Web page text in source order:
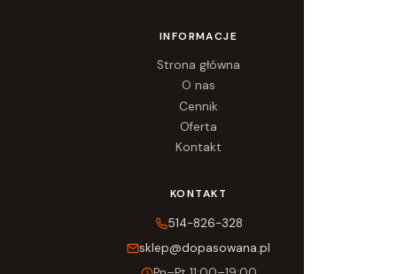
INFORMACJE
Strona główna
O nas
Cennik
Oferta
Kontakt
KONTAKT
514-826-328
sklep@dopasowana.pl